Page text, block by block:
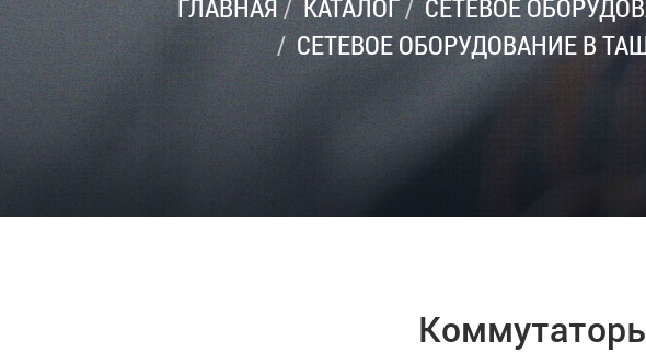
ГЛАВНАЯ КАТАЛОГ СЕТЕВОЕ
СЕТЕВОЕ ОБОРУДОВАНИЕ В